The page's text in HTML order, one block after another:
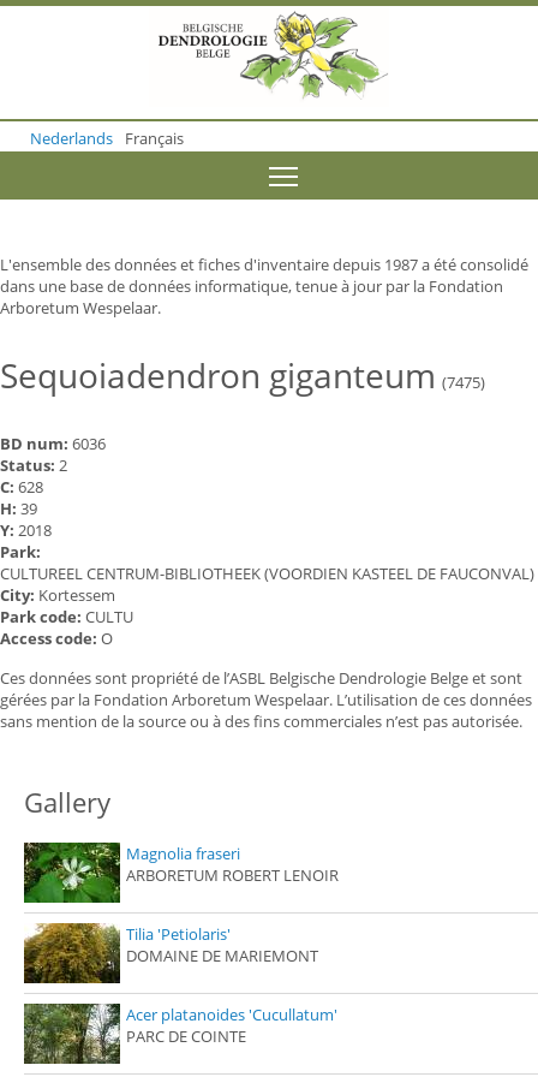
o
m
o
n
t
e
t
Nederlands Français
L'ensemble des données et fiches d'inventaire depuis 1987 a été consolidé
dans une base de données informatique, tenue à jour par la Fondation
Arboretum Wespelaar.
Sequoiadendron giganteum (7475)
BD num: 6036
Status: 2
C: 628
H: 39
Y: 2018
Park:
CULTUREEL CENTRUM-BIBLIOTHEEK (VOORDIEN KASTEEL DE FAUCONVAL)
City: Kortessem
Park code: CULTU
Access code: O
Ces données sont propriété de l’ASBL Belgische Dendrologie Belge et sont
gérées par la Fondation Arboretum Wespelaar. L’utilisation de ces données
sans mention de la source ou à des fins commerciales n’est pas autorisée.
Gallery
Magnolia fraseri
ARBORETUM ROBERT LENOIR
Tilia 'Petiolaris'
DOMAINE DE MARIEMONT
Acer platanoides 'Cucullatum'
PARC DE COINTE